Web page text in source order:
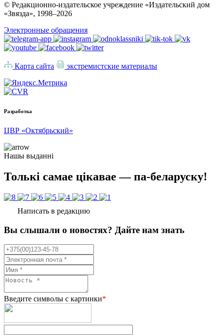
© Редакционно-издательское учреждение «Издательский дом
«Звязда», 1998–2026
Электронные обращения
Карта сайта экстремистские материалы
Разработка
ЦВР «Октябрьский»
Нашы выданні
Толькі самае цікавае — па-беларуску!
Написать в редакцию
Вы слышали о новостях? Дайте нам знать
Введите символы с картинки*